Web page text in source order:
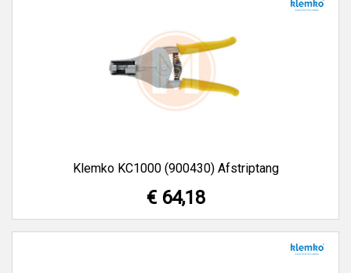
Klemko KC1000 (900430) Afstriptang
€ 64,18